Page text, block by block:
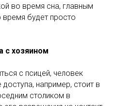
во время сна, главным
будет просто
с хозяином
с псицей, человек
например, стоит в
столиком в